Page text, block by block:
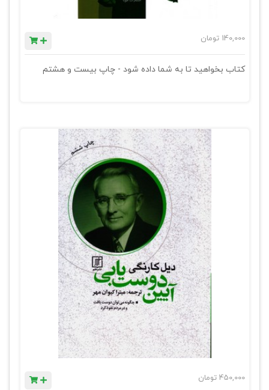
140,000 تومان
کتاب بخواهید تا به شما داده شود - چاپ بیست و هشتم
450,000 تومان